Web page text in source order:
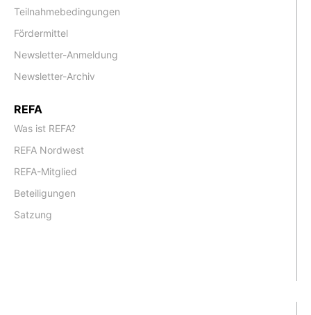
Teilnahmebedingungen
Fördermittel
Newsletter-Anmeldung
Newsletter-Archiv
REFA
Was ist REFA?
REFA Nordwest
REFA-Mitglied
Beteiligungen
Satzung